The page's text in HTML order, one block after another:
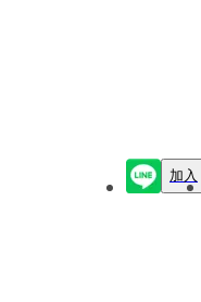
加入